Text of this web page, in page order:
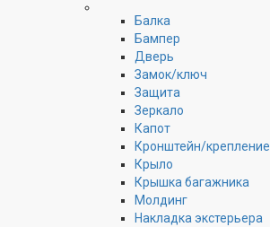
Балка
Бампер
Дверь
Замок/ключ
Защита
Зеркало
Капот
Кронштейн/крепление
Крыло
Крышка багажника
Молдинг
Накладка экстерьера